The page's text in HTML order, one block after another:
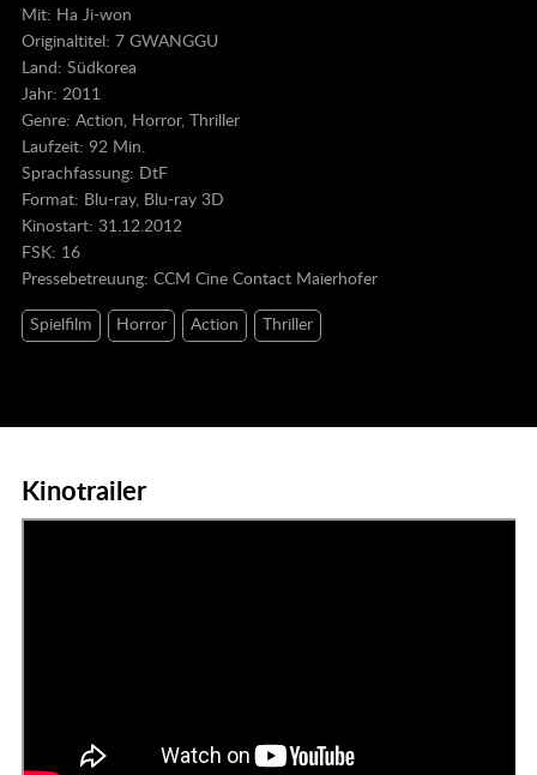
Mit: Ha Ji-won
Originaltitel: 7 GWANGGU
Land: Südkorea
Jahr: 2011
Genre: Action, Horror, Thriller
Laufzeit: 92 Min.
Sprachfassung: DtF
Format: Blu-ray, Blu-ray 3D
Kinostart: 31.12.2012
FSK: 16
Pressebetreuung: CCM Cine Contact Maierhofer
Spielfilm
Horror Action Thriller
Kinotrailer